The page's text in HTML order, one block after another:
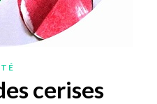
cerises